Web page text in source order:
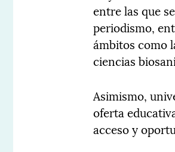
entre las que
periodismo,
ámbitos como
ciencias
Asimismo,
oferta
acceso y